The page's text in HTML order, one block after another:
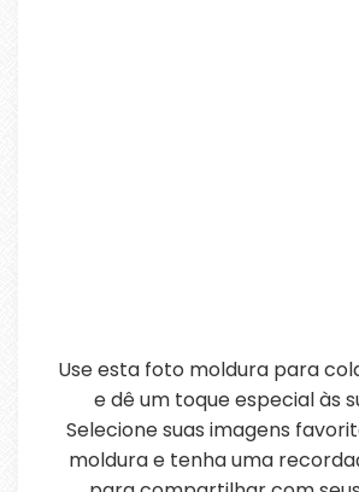
Use esta foto moldura para
e dê um toque especial às
Selecione suas imagens
moldura e tenha uma